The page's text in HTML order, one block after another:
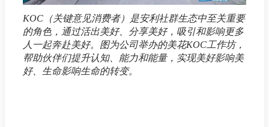
KOC（关键意见消费者）是安利社群生态中至关重要
的角色，通过活出美好、分享美好，吸引和影响更多
人一起奔赴美好。图为公司举办的美花KOC工作坊，
帮助伙伴们提升认知、能力和能量，实现美好影响美
好、生命影响生命的转变。